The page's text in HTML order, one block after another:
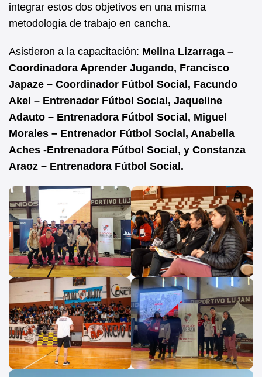
integrar estos dos objetivos en una misma
metodología de trabajo en cancha.
Asistieron a la capacitación: Melina Lizarraga –
Coordinadora Aprender Jugando, Francisco
Japaze – Coordinador Fútbol Social, Facundo
Akel – Entrenador Fútbol Social, Jaqueline
Adauto – Entrenadora Fútbol Social, Miguel
Morales – Entrenador Fútbol Social, Anabella
Aches -Entrenadora Fútbol Social, y Constanza
Araoz – Entrenadora Fútbol Social.